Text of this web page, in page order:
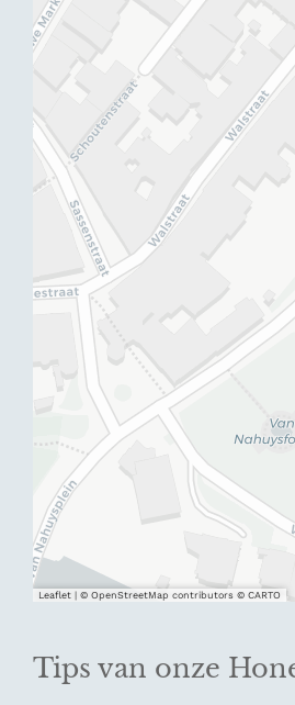
Tips van onze
Leaflet | © OpenStreetMap contributors © CARTO